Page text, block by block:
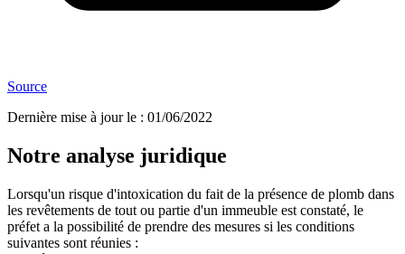
Source
Dernière mise à jour le : 01/06/2022
Notre analyse juridique
Lorsqu'un risque d'intoxication du fait de la présence de plomb dans
les revêtements de tout ou partie d'un immeuble est constaté, le
préfet a la possibilité de prendre des mesures si les conditions
suivantes sont réunies :